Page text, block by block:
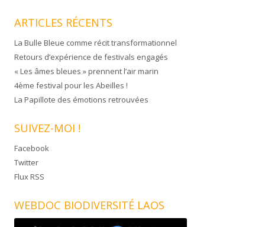
ARTICLES RÉCENTS
La Bulle Bleue comme récit transformationnel
Retours d’expérience de festivals engagés
« Les âmes bleues » prennent l’air marin
4ème festival pour les Abeilles !
La Papillote des émotions retrouvées
SUIVEZ-MOI !
Facebook
Twitter
Flux RSS
WEBDOC BIODIVERSITÉ LAOS